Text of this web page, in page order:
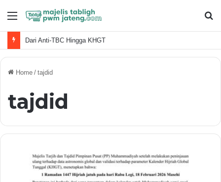
Menu
Dari Anti-TBC Hingga KHGT
Home / tajdid
tajdid